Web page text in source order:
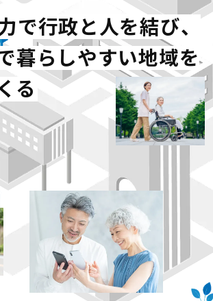
で行政と人を結び、
暮らしやすい地域を
る